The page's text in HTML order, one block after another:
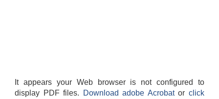
It appears your Web browser is not configured to
display PDF files.
Download adobe Acrobatorclick